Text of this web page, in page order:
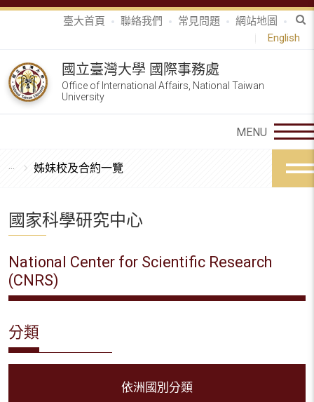
臺大首頁 聯絡我們 常見問題
網站地圖
English
國立臺灣大學 國際事務處
Office of International Affairs, National Taiwan
University
姊妹校及合約一覽
國家科學研究中心
National Center for Scientific Research
(CNRS)
分類
依洲國別分類